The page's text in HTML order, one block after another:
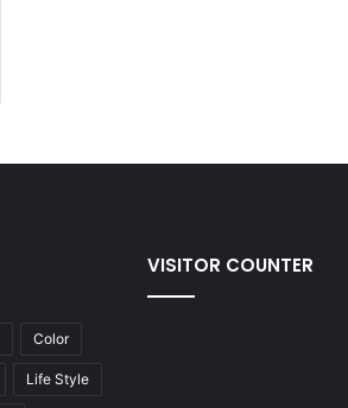
Color
Life Style
VISITOR COUNTER